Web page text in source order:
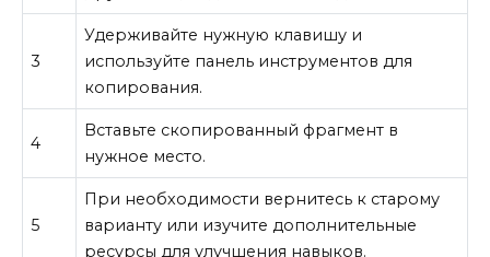
3
Удерживайте нужную клавишу и
используйте панель инструментов для
копирования.
4
Вставьте скопированный фрагмент в
нужное место.
5
При необходимости вернитесь к старому
варианту или изучите дополнительные
ресурсы для улучшения навыков.